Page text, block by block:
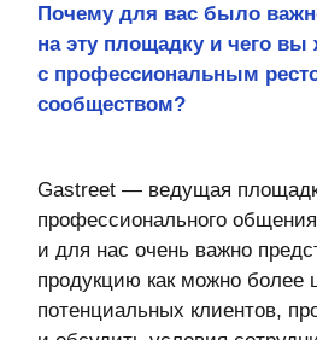
1981 года развивает растениеводство,
животноводство, собственную кормовую
и мясное производство. За более чем 40-
летнюю историю компания
репутацию производителя, для которого
собственный земельный фонд (25 тыс.
семенной и комбикормовый завод (45 тыс.
тонн в год), стадо на 60 тыс. голов и
мощности по переработке до 10 тыс.
мяса в год. Компания развивает
сеть магазинов «Лазаревское» в